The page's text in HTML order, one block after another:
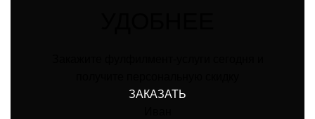
ЗАКАЗАТЬ